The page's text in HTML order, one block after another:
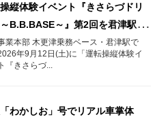
縦体験イベント『きさらづドリ
B.B.BASE～』第2回を君津駅で
業本部 木更津乗務ベース・君津駅で
年9月12日(土)に「運転操縦体験イ
『きさらづ...
わかしお」号でリアル車掌体